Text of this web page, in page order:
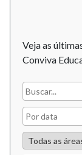
Veja as
Conviva